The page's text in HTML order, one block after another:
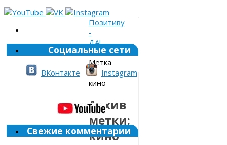
Позитиву
-
ДА!
»
Метка
»
кино
Архив
метки:
кино
Социальные сети
ВКонтакте Instagram
Свежие комментарии